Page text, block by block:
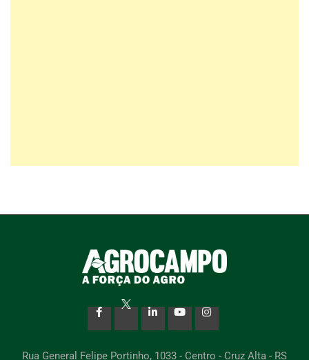
Rua General Felipe Portinho, 1033 - Centro - Cruz Alta - RS